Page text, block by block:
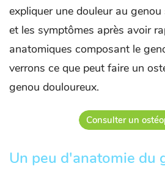
expliquer une douleur au
et les symptômes après avoir
anatomiques composant le
verrons ce que peut faire un
genou douloureux.
Consulter un
Un peu d'anatomie du